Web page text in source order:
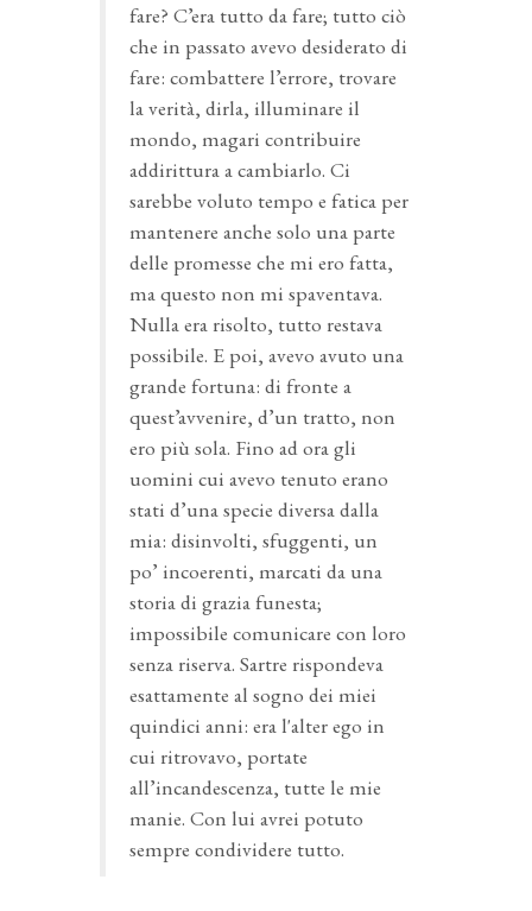
fare? C’era tutto da fare; tutto ciò
che in passato avevo desiderato di
fare: combattere l’errore, trovare
la verità, dirla, illuminare il
mondo, magari contribuire
addirittura a cambiarlo. Ci
sarebbe voluto tempo e fatica per
mantenere anche solo una parte
delle promesse che mi ero fatta,
ma questo non mi spaventava.
Nulla era risolto, tutto restava
possibile. E poi, avevo avuto una
grande fortuna: di fronte a
quest’avvenire, d’un tratto, non
ero più sola. Fino ad ora gli
uomini cui avevo tenuto erano
stati d’una specie diversa dalla
mia: disinvolti, sfuggenti, un
po’ incoerenti, marcati da una
storia di grazia funesta;
impossibile comunicare con loro
senza riserva. Sartre rispondeva
esattamente al sogno dei miei
quindici anni: era l'alter ego in
cui ritrovavo, portate
all’incandescenza, tutte le mie
manie. Con lui avrei potuto
sempre condividere tutto.